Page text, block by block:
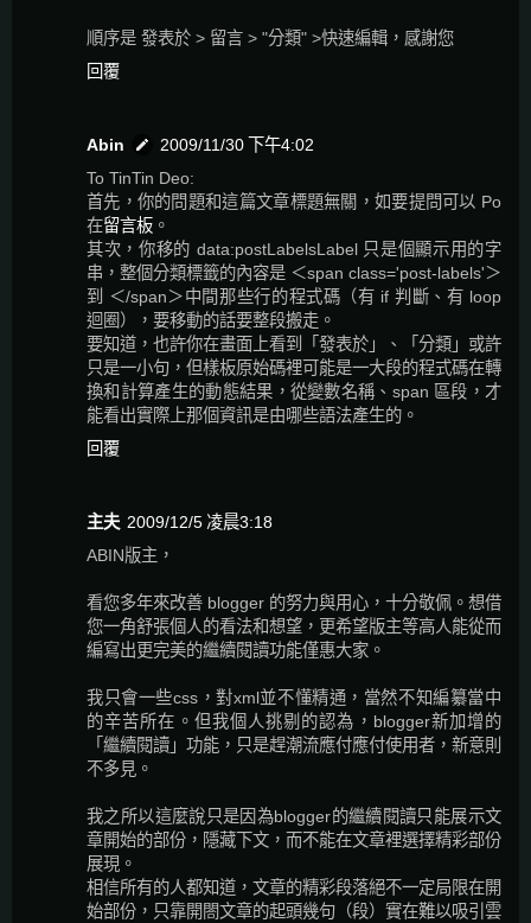
順序是 發表於 > 留言 > "分類" >快速編輯，感謝您
回覆
Abin
2009/11/30 下午4:02
To TinTin Deo:
首先，你的問題和這篇文章標題無關，如要提問可以 Po
在留言板 。
其次，你移的 data:postLabelsLabel 只是個顯示用的字
串，整個分類標籤的內容是 ＜span class='post-labels'＞
到 ＜/span＞中間那些行的程式碼（有 if 判斷、有 loop
迴圈），要移動的話要整段搬走。
要知道，也許你在畫面上看到「發表於」、「分類」或許
只是一小句，但樣板原始碼裡可能是一大段的程式碼在轉
換和計算產生的動態結果，從變數名稱、span 區段，才
能看出實際上那個資訊是由哪些語法產生的。
回覆
主夫 2009/12/5 凌晨3:18
ABIN版主，
看您多年來改善 blogger 的努力與用心，十分敬佩。想借
您一角舒張個人的看法和想望，更希望版主等高人能從而
編寫出更完美的繼續閱讀功能僅惠大家。
我只會一些css，對xml並不懂精通，當然不知編纂當中
的辛苦所在。但我個人挑剔的認為，blogger新加增的
「繼續閱讀」功能，只是趕潮流應付應付使用者，新意則
不多見。
我之所以這麼說只是因為blogger的繼續閱讀只能展示文
章開始的部份，隱藏下文，而不能在文章裡選擇精彩部份
展現。
相信所有的人都知道，文章的精彩段落絕不一定局限在開
始部份，只靠開閤文章的起頭幾句（段）實在難以吸引雲